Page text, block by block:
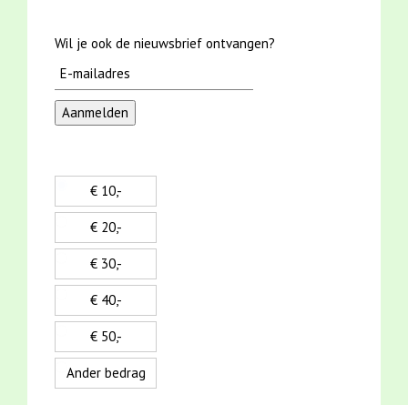
Wil je ook de nieuwsbrief ontvangen?
€ 10,-
€ 20,-
€ 30,-
€ 40,-
€ 50,-
Ander bedrag